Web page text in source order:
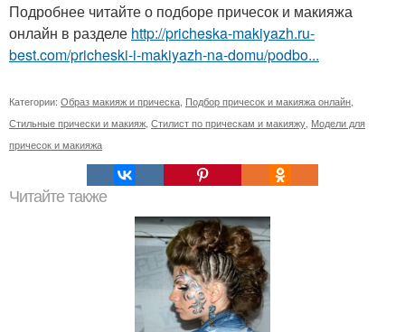
Подробнее читайте о подборе причесок и макияжа
онлайн в разделе http://pricheska-makiyazh.ru-
best.com/pricheski-i-makiyazh-na-domu/podbo...
Категории: Образ макияж и прическа Подбор причесок и макияжа онлайн
Стильные прически и макияж Стилист по прическам и макияжу Модели для
причесок и макияжа
Читайте также